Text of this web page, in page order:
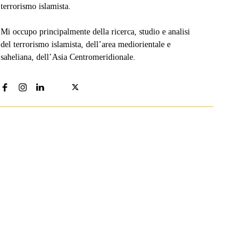
terrorismo islamista.
Mi occupo principalmente della ricerca, studio e analisi
del terrorismo islamista, dell’area mediorientale e
saheliana, dell’Asia Centromeridionale.